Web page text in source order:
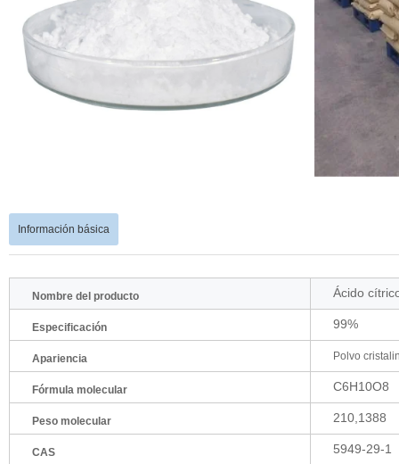
Información básica
Nombre del producto Ácido
Especificación 99%
Apariencia Polvo
Fórmula molecular C6H10O8
Peso molecular 210,1388
CAS 5949-29-1